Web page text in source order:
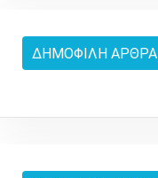
ΔΗΜΟΦΙΛΉ ΆΡΘΡΑ